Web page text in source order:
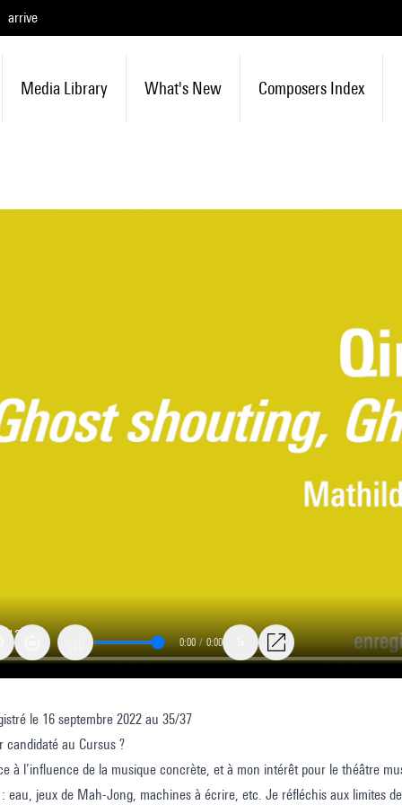
arrive
Media Library What's New Composers Index
0:00 / 0:00
le 16 septembre 2022 au 35/37
candidaté au Cursus ?
à l’influence de la musique concrète, et à mon intérêt pour le théâtre
eau, jeux de Mah-Jong, machines à écrire, etc. Je réfléchis aux limites